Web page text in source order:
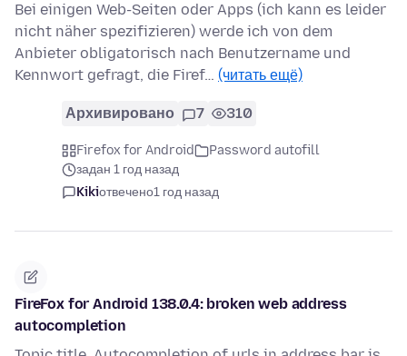
Bei einigen Web-Seiten oder Apps (ich kann es leider
nicht näher spezifizieren) werde ich von dem
Anbieter obligatorisch nach Benutzername und
Kennwort gefragt, die Firef… (читать ещё)
Архивировано 7 310
Firefox for Android
Password autofill
задан 1 год назад
Kikiотвечено1 год назад
FireFox for Android 138.0.4: broken web address
autocompletion